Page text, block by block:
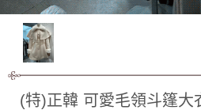
(特)正韓 可愛毛領斗篷大